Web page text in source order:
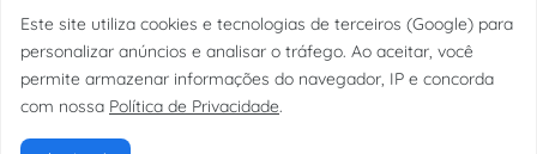
Segurança Elétrica
Assosindicos - Associação de Síndicos do Distrito Federal
Este site utiliza cookies e tecnologias de terceiros (Google) para
personalizar anúncios e analisar o tráfego. Ao aceitar, você
permite armazenar informações do navegador, IP e concorda
com nossa Política de Privacidade.